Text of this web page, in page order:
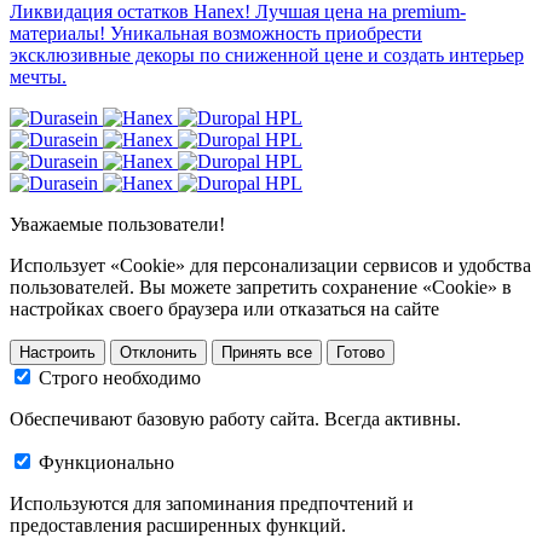
Ликвидация остатков Hanex! Лучшая цена на premium-
материалы! Уникальная возможность приобрести
эксклюзивные декоры по сниженной цене и создать интерьер
мечты.
Уважаемые пользователи!
Использует «Cookie» для персонализации сервисов и удобства
пользователей. Вы можете запретить сохранение «Cookie» в
настройках своего браузера или отказаться на сайте
Настроить Отклонить Принять все Готово
Строго необходимо
Обеспечивают базовую работу сайта. Всегда активны.
Функционально
Используются для запоминания предпочтений и
предоставления расширенных функций.